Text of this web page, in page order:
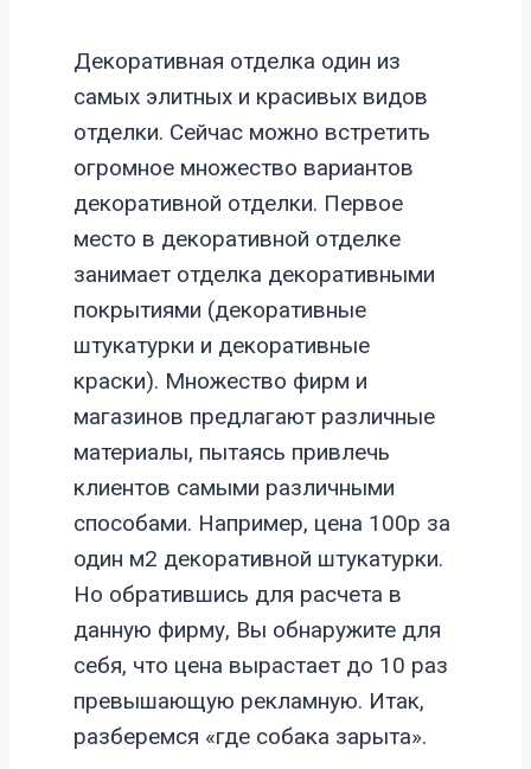
Декоративная отделка один из
самых элитных и красивых видов
отделки. Сейчас можно встретить
огромное множество вариантов
декоративной отделки. Первое
место в декоративной отделке
занимает отделка декоративными
покрытиями (декоративные
штукатурки и декоративные
краски). Множество фирм и
магазинов предлагают различные
материалы, пытаясь привлечь
клиентов самыми различными
способами. Например, цена 100р за
один м2 декоративной штукатурки.
Но обратившись для расчета в
данную фирму, Вы обнаружите для
себя, что цена вырастает до 10 раз
превышающую рекламную. Итак,
разберемся «где собака зарыта».